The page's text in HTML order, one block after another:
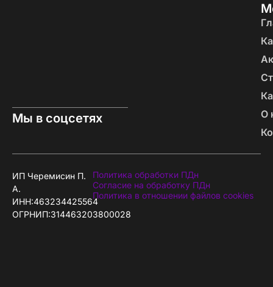
Мы в соцсетях
О
ИП Черемисин П.
А.
ИНН:463234425564
ОГРНИП:314463203800028
Политика обработки ПДн
Согласие на обработку ПДн
Политика в отношении файлов cookies